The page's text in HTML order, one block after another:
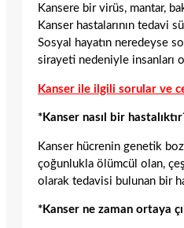
Kansere bir virüs, mantar,
Kanser hastalarının tedavi
Sosyal hayatın neredeyse
sirayeti nedeniyle insanları
Kanser ile ilgili sorular ve
*Kanser nasıl bir
Kanser hücrenin genetik
çoğunlukla ölümcül olan,
olarak tedavisi bulunan bir
*Kanser ne zaman ortaya